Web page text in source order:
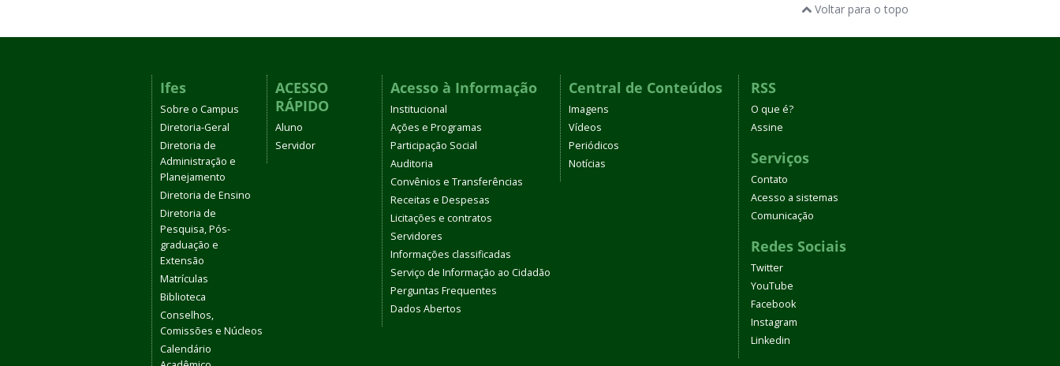
Voltar para o topo
Ifes
Sobre o Campus
Diretoria-Geral
Diretoria de
Administração e
Planejamento
Diretoria de Ensino
Diretoria de
Pesquisa, Pós-
graduação e
Extensão
Matrículas
Biblioteca
Conselhos,
Comissões e Núcleos
Calendário
ACESSO
RÁPIDO
Aluno
Servidor
Acesso à Informação
Institucional
Ações e Programas
Participação Social
Auditoria
Convênios e Transferências
Receitas e Despesas
Licitações e contratos
Servidores
Informações classificadas
Serviço de Informação ao Cidadão
Perguntas Frequentes
Dados Abertos
Central de Conteúdos
Imagens
Vídeos
Periódicos
Notícias
RSS
O que é?
Assine
Serviços
Contato
Acesso a sistemas
Comunicação
Redes Sociais
Twitter
YouTube
Facebook
Instagram
Linkedin